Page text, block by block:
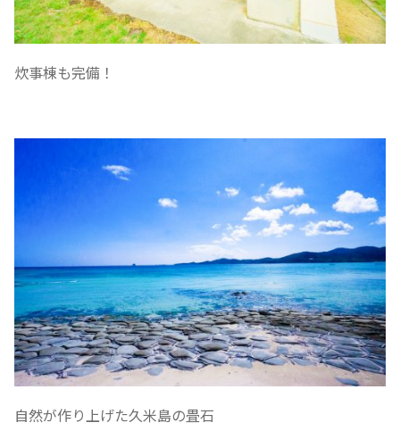
炊事棟も完備！
自然が作り上げた久米島の畳石